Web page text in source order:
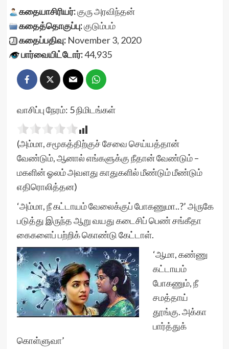
கதையாசிரியர்:குரு அரவிந்தன்
கதைத்தொகுப்பு:குடும்பம்
கதைப்பதிவு:November 3, 2020
பார்வையிட்டோர்:44,935
வாசிப்பு நேரம்: 5நிமிடங்கள்
(அம்மா, சமூகத்திற்குச் சேவை செய்யத்தான்
வேண்டும், ஆனால் எங்களுக்கு நீதான் வேண்டும் –
மகளின் ஓலம் அவளது காதுகளில் மீண்டும் மீண்டும்
எதிரொலித்தன)
‘அம்மா, நீ கட்டாயம் வேலைக்குப் போகணுமா..?’ அருகே
படுத்து இருந்த ஆறு வயது கடைசிப் பெண் சங்கீதா
கைகளைப் பற்றிக் கொண்டு கேட்டாள்.
‘ஆமா, கண்ணு
கட்டாயம்
போகணும், நீ
சமத்தாய்
தூங்கு. அக்கா
பார்த்துக்
கொள்ளுவா’